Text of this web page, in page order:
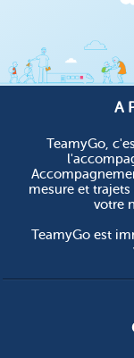
A
TeamyGo,
mesure et
votre
TeamyGo est